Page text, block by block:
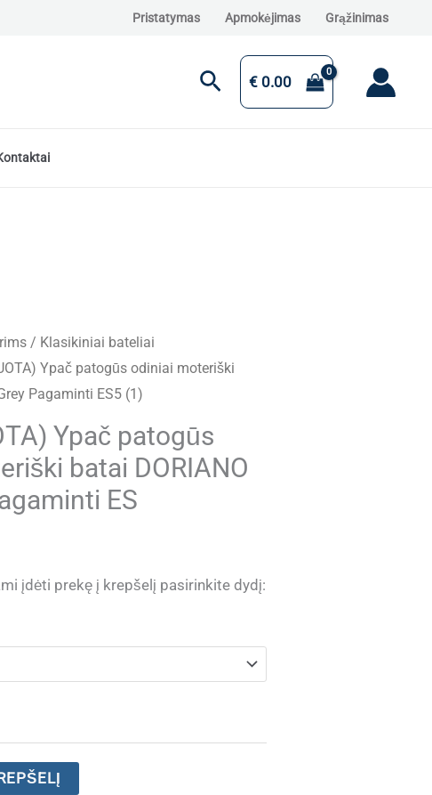
Pristatymas Apmokėjimas Grąžinimas
Paieška
€0.00
/ Klasikiniai bateliai
Ypač patogūs odiniai moteriški
Pagaminti ES5 (1)
Ypač patogūs
batai DORIANO
ES
įdėti prekę į krepšelį pasirinkite dydį: